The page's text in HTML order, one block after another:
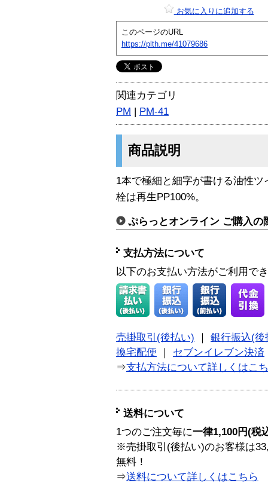
お気に入りに追加する
このページのURL
https://plth.me/41079686
関連カテゴリ
PM | PM-41
商品説明
1本で極細と細字が書ける油性
栓は再生PP100%。
ぷらっとオンライン ご購入の
支払方法について
以下のお支払い方法がご利用で
売掛取引(後払い)
銀行振込(後
換宅配便
セブンイレブン決済
⇒支払方法について詳しくはこ
送料について
1つのご注文毎に一律1,100円(税
※売掛取引(後払い)のお客様は
無料！
⇒送料について詳しくはこちら